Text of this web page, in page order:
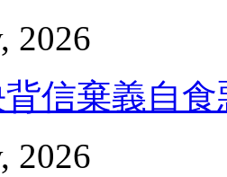
2026
信棄義自
2026